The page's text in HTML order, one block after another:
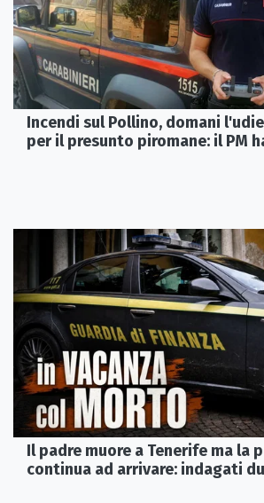
Incendi sul Pollino, domani
per il presunto piromane: il PM
Il padre muore a Tenerife ma la
continua ad arrivare: indagati